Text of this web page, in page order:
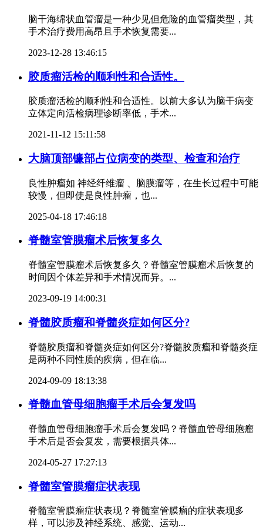
脑干海绵状血管瘤是一种少见但危险的血管瘤类型，其
手术治疗费用高昂且手术恢复需要...
2023-12-28 13:46:15
胶质瘤活检的顺利性和合适性。
胶质瘤活检的顺利性和合适性。以前大多认为脑干病变
立体定向活检病理诊断率低，手术...
2021-11-12 15:11:58
大脑顶部镰部占位病变的类型、检查和治疗
良性肿瘤如 神经纤维瘤 、脑膜瘤等，在生长过程中可能
较慢，但即使是良性肿瘤，也...
2025-04-18 17:46:18
脊髓室管膜瘤术后恢复多久
脊髓室管膜瘤术后恢复多久？脊髓室管膜瘤术后恢复的
时间因个体差异和手术情况而异。...
2023-09-19 14:00:31
脊髓胶质瘤和脊髓炎症如何区分?
脊髓胶质瘤和脊髓炎症如何区分?脊髓胶质瘤和脊髓炎症
是两种不同性质的疾病，但在临...
2024-09-09 18:13:38
脊髓血管母细胞瘤手术后会复发吗
脊髓血管母细胞瘤手术后会复发吗？脊髓血管母细胞瘤
手术后是否会复发，需要根据具体...
2024-05-27 17:27:13
脊髓室管膜瘤症状表现
脊髓室管膜瘤症状表现？脊髓室管膜瘤的症状表现多
样，可以涉及神经系统、感觉、运动...